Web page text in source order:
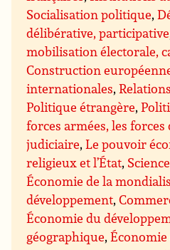
Socialisation politique,
délibérative, participative
mobilisation électorale,
Construction
internationales,
Politique étrangère,
forces armées, les forces
judiciaire,Le pouvoir
religieux et l’État,
Économie de la
développement,
Économie du
géographique,